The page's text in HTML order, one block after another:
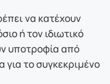
να κατέχουν
ή τον ιδιωτικό
υποτροφία από
το συγκεκριμένο